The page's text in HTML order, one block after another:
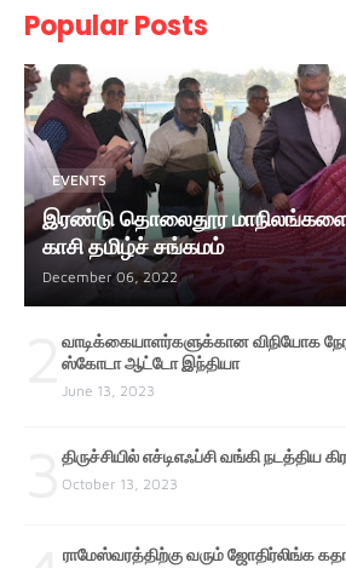
Popular Posts
EVENTS
இரண்டு தொலைதூர மாநிலங்களை
காசி தமிழ்ச் சங்கமம்
December 06, 2022
வாடிக்கையாளர்களுக்கான விநியோக
ஸ்கோடா ஆட்டோ இந்தியா
June 13, 2023
திருச்சியில் எச்டிஎஃப்சி வங்கி நடத்திய
October 13, 2023
ராமேஸ்வரத்திற்கு வரும் ஜோதிர்லிங்க